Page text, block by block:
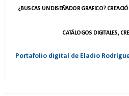
¿BUSCAS UN DISEÑADOR GRAFICO?
CATÁLOGOS DIGITALES,
Portafolio digital de Eladio